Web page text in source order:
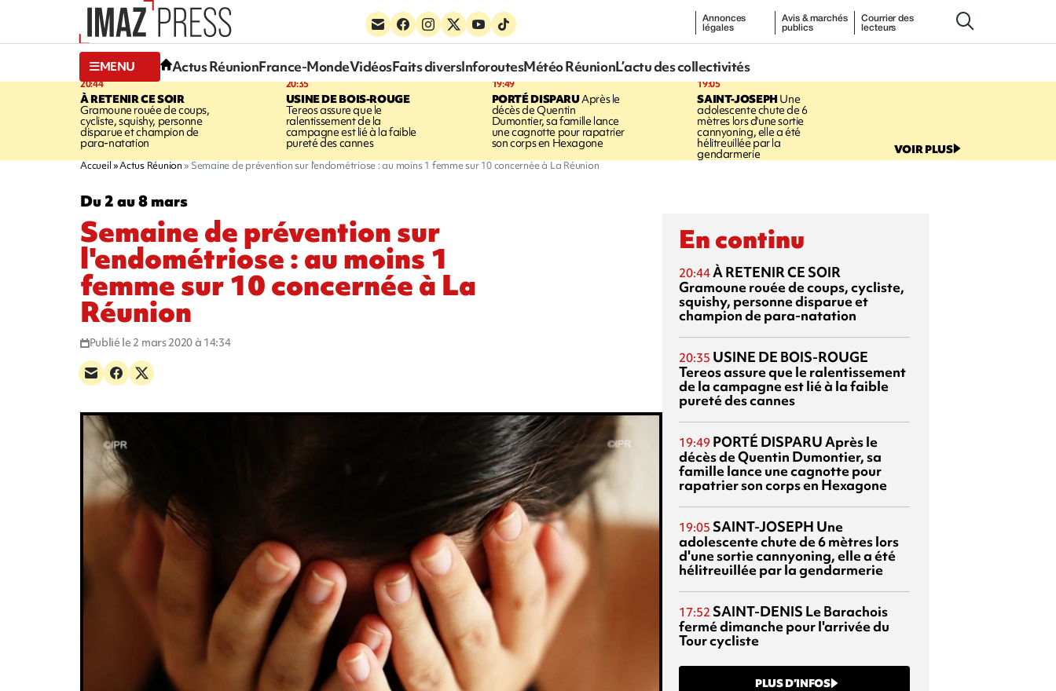
Annonces
légales
Avis & marchés
publics
Courrier des
lecteurs
MENU Actus RéunionFrance-MondeVidéosFaits diversInforoutesMétéo RéunionL’actu des collectivités
20:44
À RETENIR CE SOIR
Gramoune rouée de coups,
cycliste, squishy, personne
disparue et champion de
para-natation
20:35
USINE DE BOIS-ROUGE
Tereos assure que le
ralentissement de la
campagne est lié à la faible
pureté des cannes
19:49
PORTÉ DISPARUAprès le
décès de Quentin
Dumontier, sa famille lance
une cagnotte pour rapatrier
son corps en Hexagone
19:05
SAINT-JOSEPHUne
adolescente chute de 6
mètres lors d'une sortie
cannyoning, elle a été
hélitreuillée par la
gendarmerie VOIR PLUS
Accueil Actus Réunion Semaine de prévention sur l'endométriose : au moins 1 femme sur 10 concernée à La Réunion
Du 2 au 8 mars
Semaine de prévention sur
l'endométriose : au moins 1
femme sur 10 concernée à La
Réunion
Publié le 2 mars 2020 à 14:34
En continu
20:44À RETENIR CE SOIR
Gramoune rouée de coups, cycliste,
squishy, personne disparue et
champion de para-natation
20:35 USINE DE BOIS-ROUGE
Tereos assure que le ralentissement
de la campagne est lié à la faible
pureté des cannes
19:49 PORTÉ DISPARUAprès le
décès de Quentin Dumontier, sa
famille lance une cagnotte pour
rapatrier son corps en Hexagone
19:05 SAINT-JOSEPH Une
adolescente chute de 6 mètres lors
d'une sortie cannyoning, elle a été
hélitreuillée par la gendarmerie
17:52 SAINT-DENIS Le Barachois
fermé dimanche pour l'arrivée du
Tour cycliste
PLUS D’INFOS